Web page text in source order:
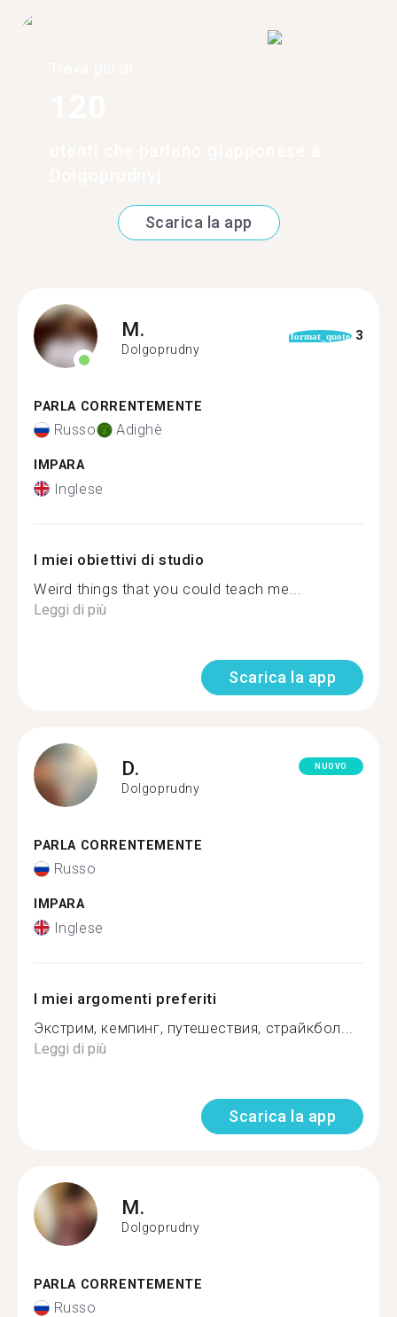
Scarica la app
M.
Dolgoprudny
format_quote 3
PARLA CORRENTEMENTE
Russo Adighè
IMPARA
Inglese
I miei obiettivi di studio
Weird things that you could teach me...
Leggi di più
Scarica la app
D.
Dolgoprudny
NUOVO
PARLA CORRENTEMENTE
Russo
IMPARA
Inglese
I miei argomenti preferiti
Экстрим, кемпинг, путешествия, страйкбол...
Leggi di più
Scarica la app
M.
Dolgoprudny
PARLA CORRENTEMENTE
Russo